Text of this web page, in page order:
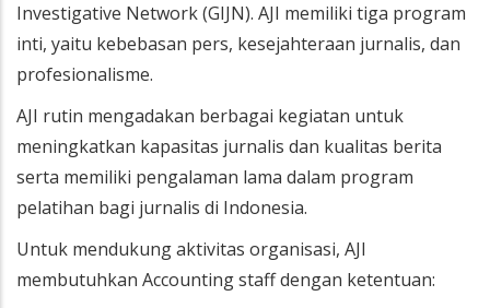
Investigative Network (GIJN). AJI memiliki tiga program
inti, yaitu kebebasan pers, kesejahteraan jurnalis, dan
profesionalisme.
AJI rutin mengadakan berbagai kegiatan untuk
meningkatkan kapasitas jurnalis dan kualitas berita
serta memiliki pengalaman lama dalam program
pelatihan bagi jurnalis di Indonesia.
Untuk mendukung aktivitas organisasi, AJI
membutuhkan Accounting staff dengan ketentuan: